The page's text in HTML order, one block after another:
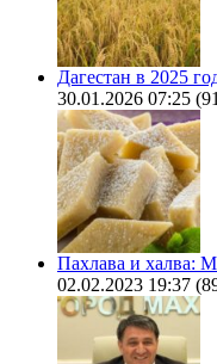
Дагестан в 2025
30.01.2026 07:25
Пахлава и халва:
02.02.2023 19:37